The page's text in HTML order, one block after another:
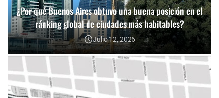
¿Por qué Buenos Aires obtuvo una buena posición en el
ránking global de ciudades más habitables?
Julio 12, 2026